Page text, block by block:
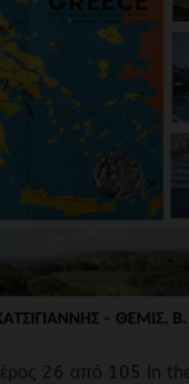
26 από 105 in